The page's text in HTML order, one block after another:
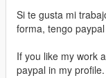
Si te gusta mi
forma, tengo
If you like my work
paypal in my